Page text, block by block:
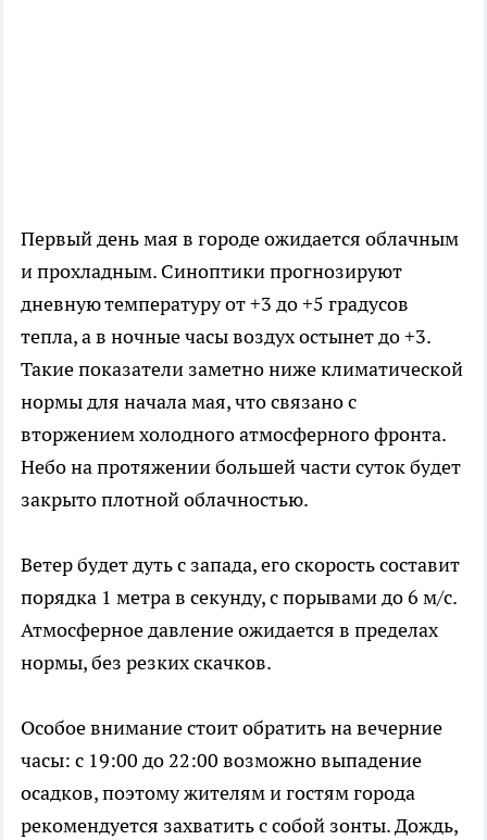
Первый день мая в городе ожидается облачным
и прохладным. Синоптики прогнозируют
дневную температуру от +3 до +5 градусов
тепла, а в ночные часы воздух остынет до +3.
Такие показатели заметно ниже климатической
нормы для начала мая, что связано с
вторжением холодного атмосферного фронта.
Небо на протяжении большей части суток будет
закрыто плотной облачностью.
Ветер будет дуть с запада, его скорость составит
порядка 1 метра в секунду, с порывами до 6 м/с.
Атмосферное давление ожидается в пределах
нормы, без резких скачков.
Особое внимание стоит обратить на вечерние
часы: с 19:00 до 22:00 возможно выпадение
осадков, поэтому жителям и гостям города
рекомендуется захватить с собой зонты. Дождь,